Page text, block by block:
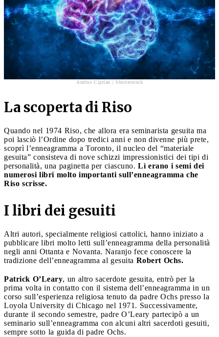
Andrus Ciprian | Shutterstock
La scoperta di Riso
Quando nel 1974 Riso, che allora era seminarista gesuita ma
poi lasciò l’Ordine dopo tredici anni e non divenne più prete,
scoprì l’enneagramma a Toronto, il nucleo del “materiale
gesuita” consisteva di nove schizzi impressionistici dei tipi di
personalità, una paginetta per ciascuno. Lì erano i semi dei
numerosi libri molto importanti sull’enneagramma che
Riso scrisse.
I libri dei gesuiti
Altri autori, specialmente religiosi cattolici, hanno iniziato a
pubblicare libri molto letti sull’enneagramma della personalità
negli anni Ottanta e Novanta. Naranjo fece conoscere la
tradizione dell’enneagramma al gesuita Robert Ochs.
Patrick O’Leary, un altro sacerdote gesuita, entrò per la
prima volta in contatto con il sistema dell’enneagramma in un
corso sull’esperienza religiosa tenuto da padre Ochs presso la
Loyola University di Chicago nel 1971. Successivamente,
durante il secondo semestre, padre O’Leary partecipò a un
seminario sull’enneagramma con alcuni altri sacerdoti gesuiti,
sempre sotto la guida di padre Ochs.